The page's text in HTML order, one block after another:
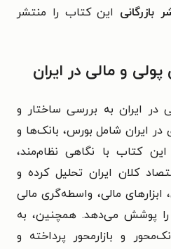
بازرگانی این کتاب را منتشر
پولی و مالی در ایران
در ایران به بررسی ساختار و
در ایران شامل بورس، بانک‌ها و
کتاب با نگاهی نظام‌مند،
کلان ایران تحلیل کرده و
ابزارهای مالی، واسطه‌گری مالی
پوشش می‌دهد. همچنین، به
و بازارمحور پرداخته و